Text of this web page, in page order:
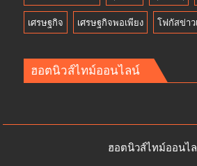
เศรษฐกิจ เศรษฐกิจพอเพียง โฟกัสข่าว
ฮอตนิวส์ไทม์ออนไลน์
ฮอตนิวส์ไทม์ออนไ